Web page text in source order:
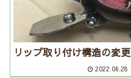
リップ取り付け構造の変更
2022.06.28